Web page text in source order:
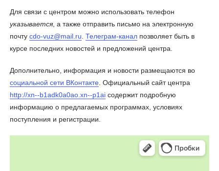
Для связи с центром можно использовать телефон
указывается , а также отправить письмо на электронную
почту cdo-vuz@mail.ru Телеграм-канал позволяет быть в
курсе последних новостей и предложений центра.
Дополнительно, информация и новости размещаются во
социальной сети ВКонтакте . Официальный сайт центра
http://xn--b1adk0a0ao.xn--p1ai содержит подробную
информацию о предлагаемых программах, условиях
поступления и регистрации.